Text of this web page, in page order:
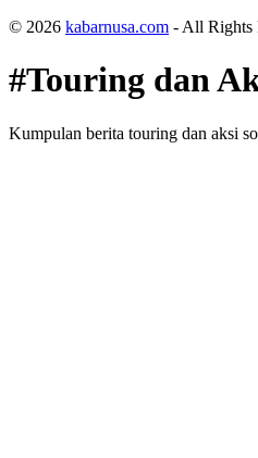
© 2026 kabarnusa.com - All Rights
#Touring dan
Kumpulan berita touring dan aksi